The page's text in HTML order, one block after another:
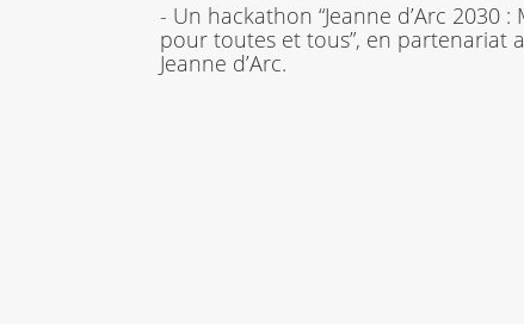
- Un hackathon “Jeanne d’Arc 2030
pour toutes et tous”, en partenariat
Jeanne d’Arc.